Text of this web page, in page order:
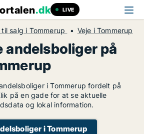
.dk LIVE
salg i Tommerup Veje i Tommerup
andelsboliger på
i Tommerup fordelt på
på en gade for at se aktuelle
og lokal information.
i Tommerup